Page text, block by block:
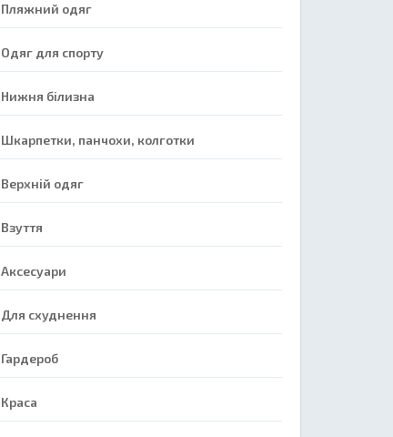
Пляжний одяг
Одяг для спорту
Нижня білизна
Шкарпетки, панчохи, колготки
Верхній одяг
Взуття
Аксесуари
Для схуднення
Гардероб
Краса